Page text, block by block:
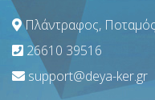
Πλάντραφος,
26610 39516
support@deya-ker.gr